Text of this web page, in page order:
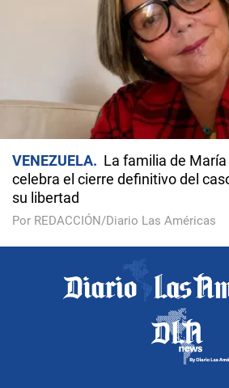
VENEZUELA
La familia de
celebra el cierre definitivo del
su libertad
Por REDACCIÓN/Diario Las Américas